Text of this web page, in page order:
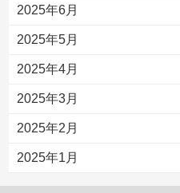
2025年6月
2025年5月
2025年4月
2025年3月
2025年2月
2025年1月